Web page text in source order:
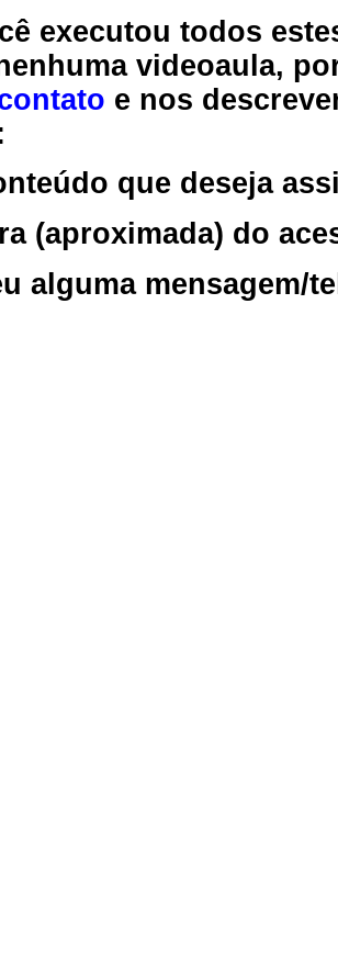
executou todos
videoaula,
e nos
que deseja
(aproximada) do
alguma mensagem/